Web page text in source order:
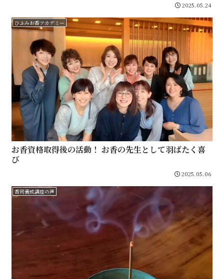
2025.05.24
ひふみお香アカデミー
お香資格取得後の活動！ お香の先生として羽ばたく喜
び
2025.05.06
香司養成講座の声